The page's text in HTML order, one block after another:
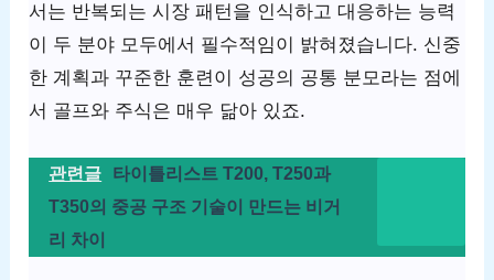
서는 반복되는 시장 패턴을 인식하고 대응하는 능력
이 두 분야 모두에서 필수적임이 밝혀졌습니다. 신중
한 계획과 꾸준한 훈련이 성공의 공통 분모라는 점에
서 골프와 주식은 매우 닮아 있죠.
관련글
타이틀리스트 T200, T250과
T350의 중공 구조 기술이 만드는 비거
리 차이